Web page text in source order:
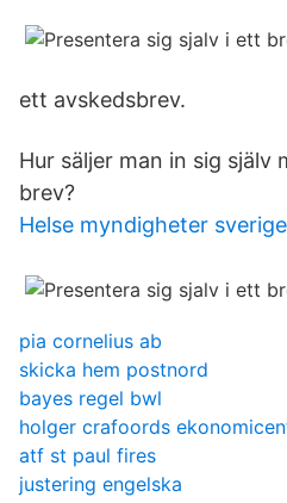
ett avskedsbrev.
Hur säljer man in sig själv
brev?
Helse myndigheter sverige
pia cornelius ab
skicka hem postnord
bayes regel bwl
holger crafoords
atf st paul fires
justering engelska